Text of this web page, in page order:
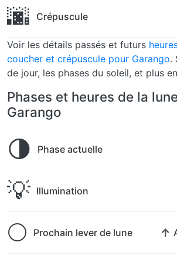
🌆 Crépuscule
Voir les détails passés et futurs
coucher et crépuscule pour Garango.
de jour, les phases du soleil, et plus
Phases et heures de la
Garango
🌗 Phase actuelle
💡 Illumination
🌕 Prochain lever de lune ↑